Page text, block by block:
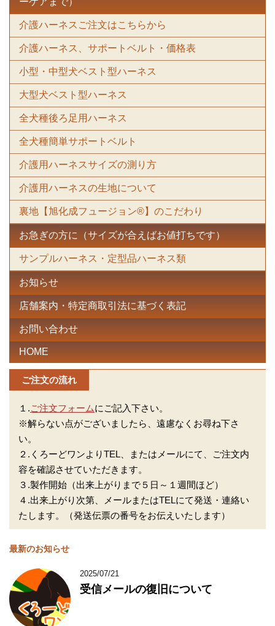
介護ハーネスご注文はこちらから
介護ハーネス、サポートベルト・価格表
小型・中型犬ベスト型ハーネス
大型犬ベスト型ハーネス
全犬種後ろ足用ハーネス
全犬種簡単サポートベルト
介護用ハーネスサイズの測り方
介護用ハーネスの生地について
裏地【旭化成フュージョン®】のこだわり
お急ぎの方に（サイズが合えばお値打ちです）
サンプルハーネス・定型品ハーネス類
お知らせ
店舗案内・特定商取引法に基づく表記
お問い合わせ
HOME
ご注文の流れ
１.ご注文フォームにご記入下さい。
※解らない点がございましたら、遠慮なくお尋ね下さ
い。
２.くろーどワンよりTEL、またはメールにて、ご注文内
容を確認させていただきます。
３.製作開始（出来上がりまで５日～１週間ほど）
４.出来上がり次第、メールまたはTELにて発送・連絡い
たします。（発送伝票の番号をお伝えいたします）
最新のお知らせ
2025/07/21
受信メールの復旧について